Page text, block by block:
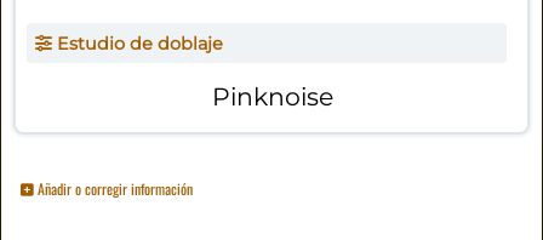
Estudio de doblaje
Pinknoise
Añadir o corregir información